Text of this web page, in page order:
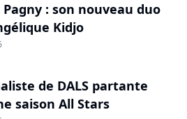
: son nouveau duo
Kidjo
de DALS partante
saison All Stars